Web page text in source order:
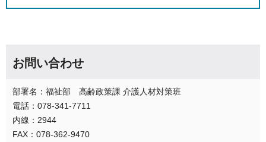
お問い合わせ
部署名：福祉部 高齢政策課 介護人材対策班
電話：078-341-7711
内線：2944
FAX：078-362-9470